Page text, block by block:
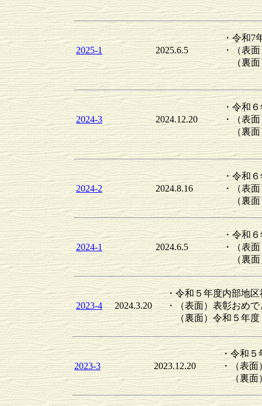
2025-1 2025.6.5
・令和7
・（表
（裏面
2024-3 2024.12.20
・令和
・（表
（裏面
2024-2 2024.8.16
・令和
・（表
（裏面
2024-1 2024.6.5
・令和
・（表
（裏面
2023-4 2024.3.20
・令和５年度内部地
・（表面）表彰おめ
（裏面）令和５年度
2023-3 2023.12.20
・令和５
・（表
（裏面